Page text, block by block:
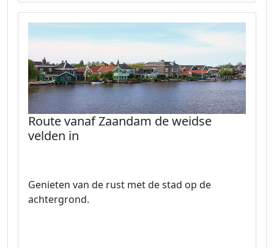
Route vanaf Zaandam de weidse
velden in
Genieten van de rust met de stad op de
achtergrond.